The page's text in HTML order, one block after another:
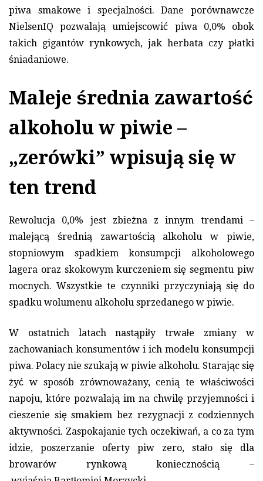
piwa smakowe i specjalności. Dane porównawcze
NielsenIQ pozwalają umiejscowić piwa 0,0% obok
takich gigantów rynkowych, jak herbata czy płatki
śniadaniowe.
Maleje średnia zawartość
alkoholu w piwie –
„zerówki” wpisują się w
ten trend
Rewolucja 0,0% jest zbieżna z innym trendami –
malejącą średnią zawartością alkoholu w piwie,
stopniowym spadkiem konsumpcji alkoholowego
lagera oraz skokowym kurczeniem się segmentu piw
mocnych. Wszystkie te czynniki przyczyniają się do
spadku wolumenu alkoholu sprzedanego w piwie.
W ostatnich latach nastąpiły trwałe zmiany w
zachowaniach konsumentów i ich modelu konsumpcji
piwa. Polacy nie szukają w piwie alkoholu. Starając się
żyć w sposób zrównoważany, cenią te właściwości
napoju, które pozwalają im na chwilę przyjemności i
cieszenie się smakiem bez rezygnacji z codziennych
aktywności. Zaspokajanie tych oczekiwań, a co za tym
idzie, poszerzanie oferty piw zero, stało się dla
browarów rynkową koniecznością –